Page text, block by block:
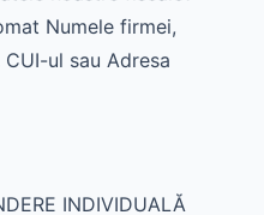
Numele firmei,
ul sau Adresa
INDIVIDUALĂ